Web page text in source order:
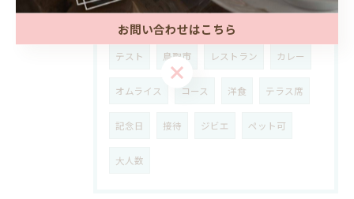
タグ Tags
テスト 鳥取市 レストラン カレー
オムライス コース 洋食 テラス席
記念日 接待 ジビエ ペット可
大人数
お問い合わせはこちら
お問い合わせはこちら